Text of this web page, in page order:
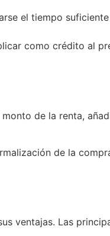
el tiempo
como crédito al
de la renta,
de la
ventajas. Las